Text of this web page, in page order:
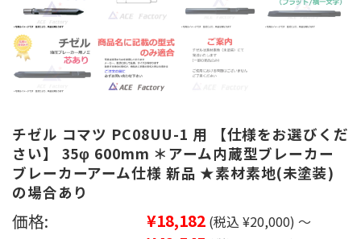
チゼル コマツ PC08UU-1 用 【仕様をお選びくだ
さい】 35φ 600mm ＊アーム内蔵型ブレーカー
ブレーカーアーム仕様 新品 ★素材素地(未塗装)
の場合あり
価格: ¥18,182 (税込 ¥20,000) ～